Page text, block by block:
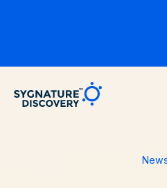
Sygnature